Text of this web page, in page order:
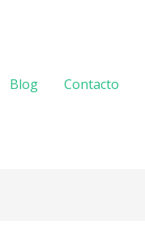
Blog Contacto